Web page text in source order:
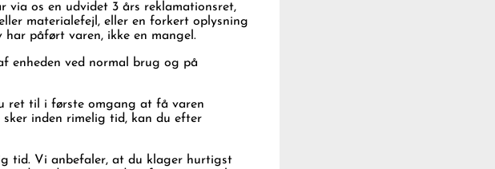
via os en udvidet 3 års reklamationsret,
materialefejl, eller en forkert oplysning
har påført varen, ikke en mangel.
enheden ved normal brug og på
ret til i første omgang at få varen
inden rimelig tid, kan du efter
tid. Vi anbefaler, at du klager hurtigst